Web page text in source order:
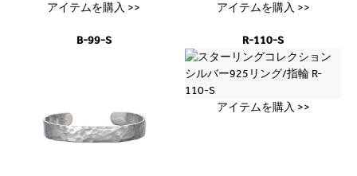
アイテムを購入 >> アイテムを購入 >>
B-99-S R-110-S
アイテムを購入 >>